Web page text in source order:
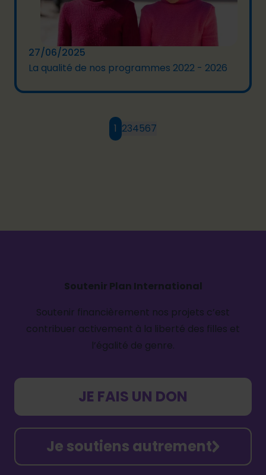
27/06/2025
La qualité de nos programmes 2022 - 2026
1 234567
Soutenir Plan International
Soutenir financièrement nos projets c’est
contribuer activement à la liberté des filles et
l’égalité de genre.
JE FAIS UN DON
Je soutiens autrement